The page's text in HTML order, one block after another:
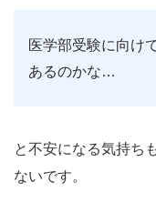
医学部受験に向け
あるのかな…
と不安になる気持ち
ないです。